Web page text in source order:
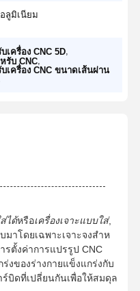
ลูมิเนียม
เครื่อง CNC 5D
รับ CNC
บเครื่อง CNC ขนาดเส้นผ่าน
ได้หรือเครื่องเจาะแบบใส่,
มาโดยเฉพาะเจาะจงสําห
ตั้งค่าการแปรรูป CNC
งของร่างกายแข็งแกร่งกับ
บิดที่เปลี่ยนกันเพื่อให้สมดุล